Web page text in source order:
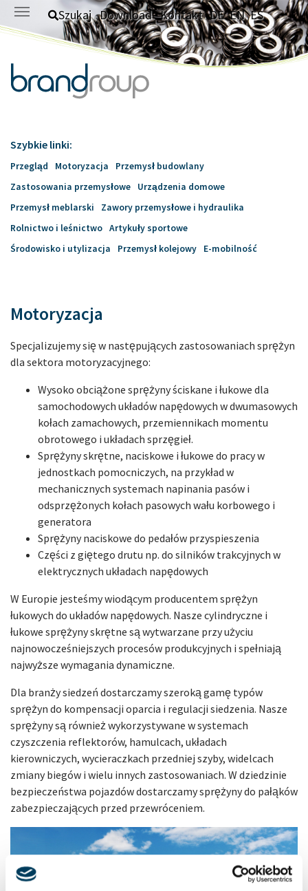
Skip to main content
Szukaj Download Kontakt DE EN ES
Szybkie linki:
Przegląd Motoryzacja
Przemysł budowlany
Zastosowania przemysłowe
Urządzenia domowe
Przemysł meblarski
Zawory przemysłowe i hydraulika
Rolnictwo i leśnictwo Artykuły sportowe
Środowisko i utylizacja
Przemysł kolejowy E-mobilność
Motoryzacja
Specjalizujemy się w następujących zastosowaniach sprężyn
dla sektora motoryzacyjnego:
Wysoko obciążone sprężyny ściskane i łukowe dla
samochodowych układów napędowych w dwumasowych
kołach zamachowych, przemiennikach momentu
obrotowego i układach sprzęgieł.
Sprężyny skrętne, naciskowe i łukowe do pracy w
jednostkach pomocniczych, na przykład w
mechanicznych systemach napinania pasów i
odsprzężonych kołach pasowych wału korbowego i
generatora
Sprężyny naciskowe do pedałów przyspieszenia
Części z giętego drutu np. do silników trakcyjnych w
elektrycznych układach napędowych
W Europie jesteśmy wiodącym producentem sprężyn
łukowych do układów napędowych. Nasze cylindryczne i
łukowe sprężyny skrętne są wytwarzane przy użyciu
najnowocześniejszych procesów produkcyjnych i spełniają
najwyższe wymagania dynamiczne.
Dla branży siedzeń dostarczamy szeroką gamę typów
sprężyn do kompensacji oparcia i regulacji siedzenia. Nasze
sprężyny są również wykorzystywane w systemach
czyszczenia reflektorów, hamulcach, układach
kierowniczych, wycieraczkach przedniej szyby, widelcach
zmiany biegów i wielu innych zastosowaniach. W dziedzinie
bezpieczeństwa pojazdów dostarczamy sprężyny do pałąków
zabezpieczających przed przewróceniem.